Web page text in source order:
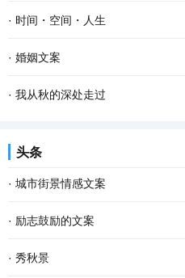
· 时间・空间・人生
· 婚姻文案
· 我从秋的深处走过
头条
· 城市街景情感文案
· 励志鼓励的文案
· 秀秋景